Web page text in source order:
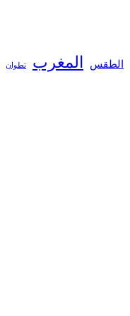
الطقس المغرب تطوان